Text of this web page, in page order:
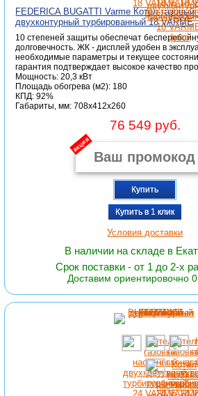
FEDERICA BUGATTI Varme Котел газовый
двухконтурный турбированный 18 VARME
10 степеней защиты обеспечат
долговечность. ЖК - дисплей удобен в
необходимые параметры и текущее
гарантия подтверждает высокое качество
Мощность: 20,3 кВт
Площадь обогрева (м2): 180
КПД: 92%
Габариты, мм: 708x412x260
76 549 руб.
акция
Купить
Купить в 1 клик
Условия доставки
В наличии на складе в
Срок поставки - от 1 до 2-х
Доставим ориентировочно